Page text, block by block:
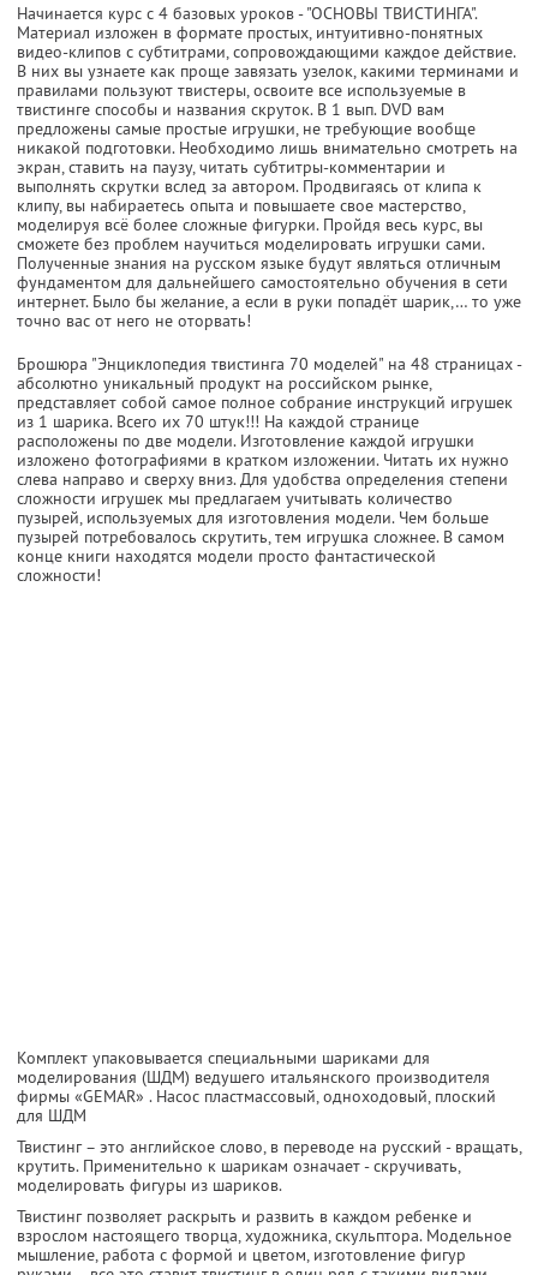
Начинается курс с 4 базовых уроков - "ОСНОВЫ ТВИСТИНГА".
Материал изложен в формате простых, интуитивно-понятных
видео-клипов с субтитрами, сопровождающими каждое действие.
В них вы узнаете как проще завязать узелок, какими терминами и
правилами пользуют твистеры, освоите все используемые в
твистинге способы и названия скруток. В 1 вып. DVD вам
предложены самые простые игрушки, не требующие вообще
никакой подготовки. Необходимо лишь внимательно смотреть на
экран, ставить на паузу, читать субтитры-комментарии и
выполнять скрутки вслед за автором. Продвигаясь от клипа к
клипу, вы набираетесь опыта и повышаете свое мастерство,
моделируя всё более сложные фигурки. Пройдя весь курс, вы
сможете без проблем научиться моделировать игрушки сами.
Полученные знания на русском языке будут являться отличным
фундаментом для дальнейшего самостоятельно обучения в сети
интернет. Было бы желание, а если в руки попадёт шарик,… то уже
точно вас от него не оторвать!
Брошюра "Энциклопедия твистинга 70 моделей" на 48 страницах -
абсолютно уникальный продукт на российском рынке,
представляет собой самое полное собрание инструкций игрушек
из 1 шарика. Всего их 70 штук!!! На каждой странице
расположены по две модели. Изготовление каждой игрушки
изложено фотографиями в кратком изложении. Читать их нужно
слева направо и сверху вниз. Для удобства определения степени
сложности игрушек мы предлагаем учитывать количество
пузырей, используемых для изготовления модели. Чем больше
пузырей потребовалось скрутить, тем игрушка сложнее. В самом
конце книги находятся модели просто фантастической
сложности!
Комплект упаковывается специальными шариками для
моделирования (ШДМ) ведушего итальянского производителя
фирмы «GEMAR» . Насос пластмассовый, одноходовый, плоский
для ШДМ
Твистинг – это английское слово, в переводе на русский - вращать,
крутить. Применительно к шарикам означает - скручивать,
моделировать фигуры из шариков.
Твистинг позволяет раскрыть и развить в каждом ребенке и
взрослом настоящего творца, художника, скульптора. Модельное
мышление, работа с формой и цветом, изготовление фигур